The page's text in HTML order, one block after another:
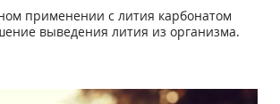
применении с лития карбонатом
выведения лития из организма.